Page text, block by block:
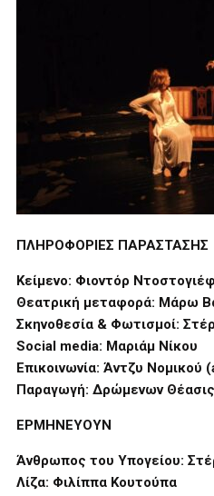
ΠΛΗΡΟΦΟΡΙΕΣ ΠΑΡΑΣΤΑΣΗΣ
Κείμενο: Φιοντόρ
Θεατρική μεταφορά: Μάρω
Σκηνοθεσία & Φωτισμοί:
Social media: Μαριάμ Νίκου
Επικοινωνία: Άντζυ
Παραγωγή: Δρώμενων Θέασις
ΕΡΜΗΝΕΥΟΥΝ
Άνθρωπος του Υπογείου:
Λίζα: Φιλίππα Κουτούπα